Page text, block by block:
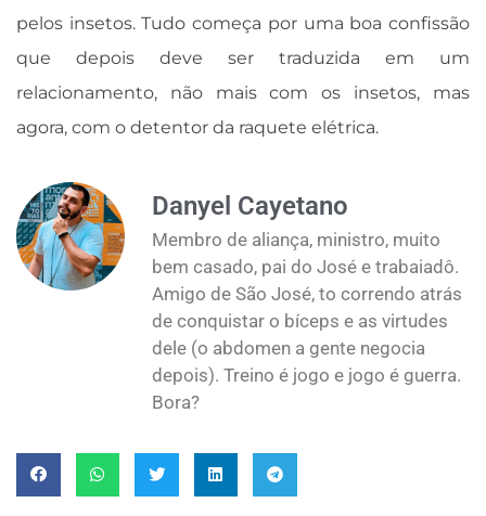
pelos insetos. Tudo começa por uma boa confissão
que depois deve ser traduzida em um
relacionamento, não mais com os insetos, mas
agora, com o detentor da raquete elétrica.
Danyel Cayetano
Membro de aliança, ministro, muito
bem casado, pai do José e trabaiadô.
Amigo de São José, to correndo atrás
de conquistar o bíceps e as virtudes
dele (o abdomen a gente negocia
depois). Treino é jogo e jogo é guerra.
Bora?